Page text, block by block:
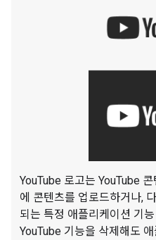
YouTube 로고는 YouTube
에 콘텐츠를 업로드하거나,
되는 특정 애플리케이션 기
YouTube 기능을 삭제해도